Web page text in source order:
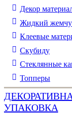
Декор
Жидкий
Клеевые
Скубиду
Стеклянные
Топперы
УПАКОВКА